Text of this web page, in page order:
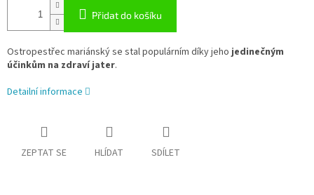
Přidat do košíku
Ostropestřec mariánský se stal populárním díky jeho jedinečným
účinkům na zdraví jater.
Detailní informace
ZEPTAT SE HLÍDAT SDÍLET